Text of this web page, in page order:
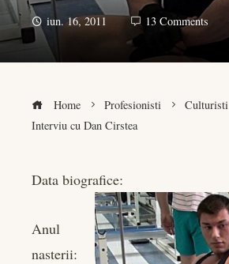
iun. 16, 2011 13 Comments
Home Profesionisti
Culturisti
Interviu cu Dan Cirstea
Data biografice:
Anul
nasterii: